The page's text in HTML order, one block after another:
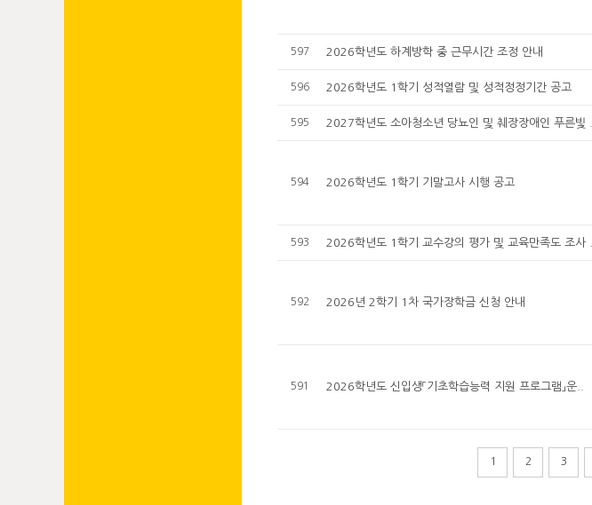
597 2026학년도 하계방학 중 근무시간 조정 안내
596 2026학년도 1학기 성적열람 및 성적정정기간 공고
595 2027학년도 소아청소년 당뇨인 및 췌장장애인 푸른빛 ..
594 2026학년도 1학기 기말고사 시행 공고
593 2026학년도 1학기 교수강의 평가 및 교육만족도 조사 ..
592 2026년 2학기 1차 국가장학금 신청 안내
591 2026학년도 신입생「기초학습능력 지원 프로그램」운..
1 2 3